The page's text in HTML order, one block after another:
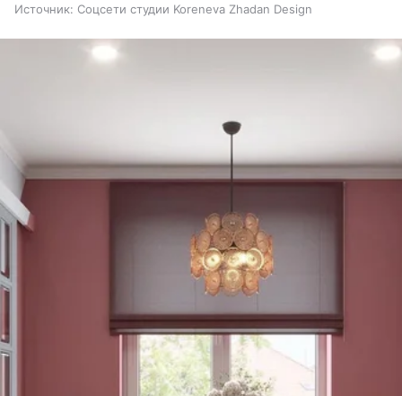
Источник: Соцсети студии Koreneva Zhadan Design